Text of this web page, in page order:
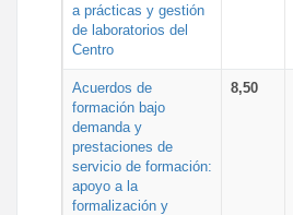
a prácticas y gestión
de laboratorios del
Centro
Acuerdos de
formación bajo
demanda y
prestaciones de
servicio de formación:
apoyo a la
formalización y
8,50